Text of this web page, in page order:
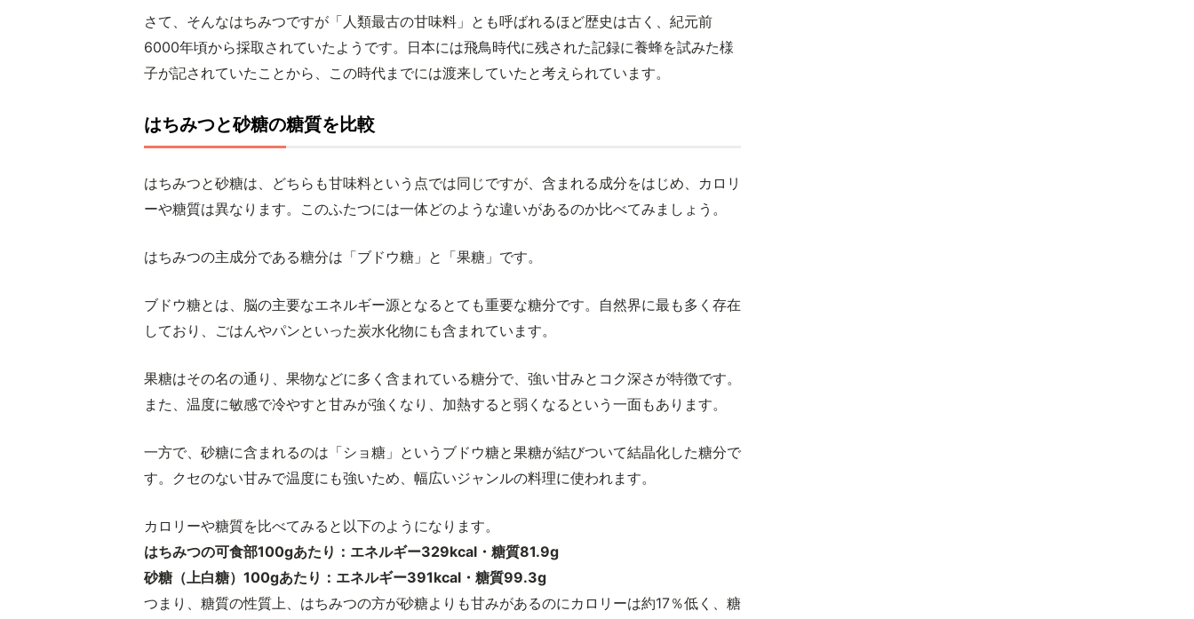
さて、そんなはちみつですが「人類最古の甘味料」とも呼ばれるほど歴史は古く、紀元前
6000年頃から採取されていたようです。日本には飛鳥時代に残された記録に養蜂を試みた様
子が記されていたことから、この時代までには渡来していたと考えられています。
はちみつと砂糖の糖質を比較
はちみつと砂糖は、どちらも甘味料という点では同じですが、含まれる成分をはじめ、カロリ
ーや糖質は異なります。このふたつには一体どのような違いがあるのか比べてみましょう。
はちみつの主成分である糖分は「ブドウ糖」と「果糖」です。
ブドウ糖とは、脳の主要なエネルギー源となるとても重要な糖分です。自然界に最も多く存在
しており、ごはんやパンといった炭水化物にも含まれています。
果糖はその名の通り、果物などに多く含まれている糖分で、強い甘みとコク深さが特徴です。
また、温度に敏感で冷やすと甘みが強くなり、加熱すると弱くなるという一面もあります。
一方で、砂糖に含まれるのは「ショ糖」というブドウ糖と果糖が結びついて結晶化した糖分で
す。クセのない甘みで温度にも強いため、幅広いジャンルの料理に使われます。
カロリーや糖質を比べてみると以下のようになります。
はちみつの可食部100gあたり：エネルギー329kcal・糖質81.9g
砂糖（上白糖）100gあたり：エネルギー391kcal・糖質99.3g
つまり、糖質の性質上、はちみつの方が砂糖よりも甘みがあるのにカロリーは約17％低く、糖